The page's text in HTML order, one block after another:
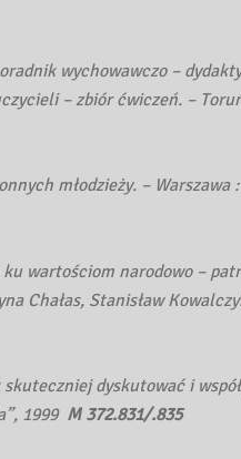
wychowawczo –
– zbiór ćwiczeń. –
młodzieży. – Warszawa
ku wartościom narodowo –
Chałas, Stanisław
dyskutować i
1999 M 372.831/.835